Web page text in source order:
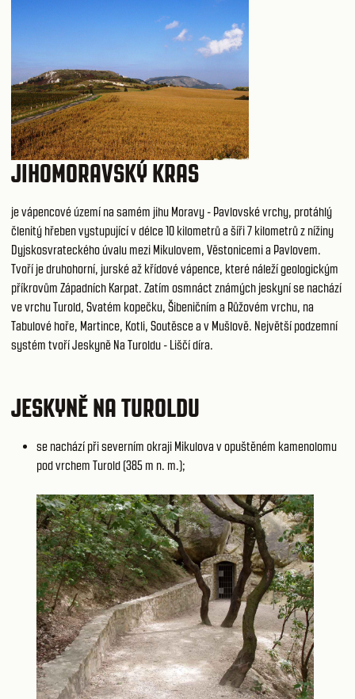
JIHOMORAVSKÝ KRAS
je vápencové území na samém jihu Moravy - Pavlovské vrchy, protáhlý
členitý hřeben vystupující v délce 10 kilometrů a šíři 7 kilometrů z nížiny
Dyjskosvrateckého úvalu mezi Mikulovem, Věstonicemi a Pavlovem.
Tvoří je druhohorní, jurské až křídové vápence, které náleží geologickým
příkrovům Západních Karpat. Zatím osmnáct známých jeskyní se nachází
ve vrchu Turold, Svatém kopečku, Šibeničním a Růžovém vrchu, na
Tabulové hoře, Martince, Kotli, Soutěsce a v Mušlově. Největší podzemní
systém tvoří Jeskyně Na Turoldu - Liščí díra.
JESKYNĚ NA TUROLDU
se nachází při severním okraji Mikulova v opuštěném kamenolomu
pod vrchem Turold (385 m n. m.);